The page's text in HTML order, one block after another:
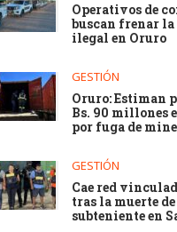
Operativos de
buscan frenar
ilegal en Oruro
GESTIÓN
Oruro: Estiman
Bs. 90 millones
por fuga de
GESTIÓN
Cae red
tras la muerte
subteniente en